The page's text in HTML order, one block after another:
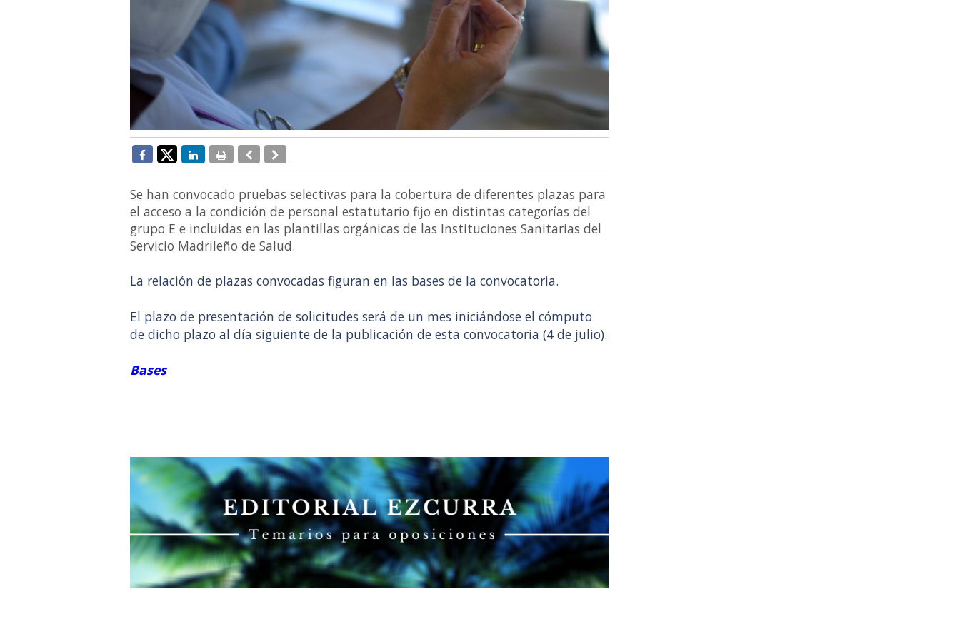
Se han convocado pruebas selectivas para la cobertura de diferentes plazas para
el acceso a la condición de personal estatutario fijo en distintas categorías del
grupo E e incluidas en las plantillas orgánicas de las Instituciones Sanitarias del
Servicio Madrileño de Salud.
La relación de plazas convocadas figuran en las bases de la convocatoria.
El plazo de presentación de solicitudes será de un mes iniciándose el cómputo
de dicho plazo al día siguiente de la publicación de esta convocatoria (4 de julio).
Bases